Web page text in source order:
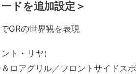
ドを追加設定＞
GRの世界観を表現
ト・リヤ）
ロアグリル／フロントサイドス